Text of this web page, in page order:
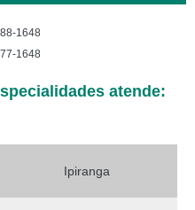
1648
1648
atende:
Ipiranga